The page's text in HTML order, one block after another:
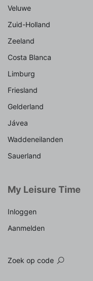
Veluwe
Zuid-Holland
Zeeland
Costa Blanca
Limburg
Friesland
Gelderland
Jávea
Waddeneilanden
Sauerland
My Leisure Time
Inloggen
Aanmelden
Zoek op code